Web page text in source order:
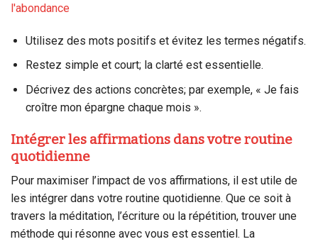
l'abondance
Utilisez des mots positifs et évitez les termes négatifs.
Restez simple et court; la clarté est essentielle.
Décrivez des actions concrètes; par exemple, « Je fais
croître mon épargne chaque mois ».
Intégrer les affirmations dans votre routine
quotidienne
Pour maximiser l’impact de vos affirmations, il est utile de
les intégrer dans votre routine quotidienne. Que ce soit à
travers la méditation, l’écriture ou la répétition, trouver une
méthode qui résonne avec vous est essentiel. La